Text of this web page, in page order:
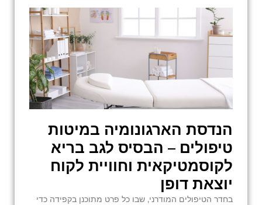
הנדסת הארגונומיה במיטות
טיפולים – הבסיס לגב בריא
לקוסמטיקאית וחוויית לקוח
יוצאת דופן
בחדר הטיפולים המודרני, שבו כל פרט מתוכנן בקפידה כדי